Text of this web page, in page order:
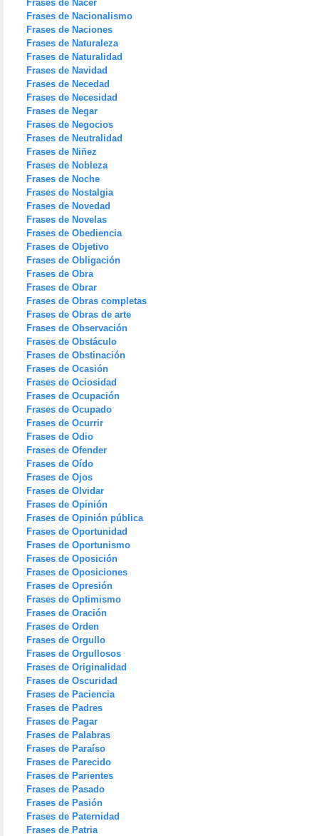
Frases de Nacer
Frases de Nacionalismo
Frases de Naciones
Frases de Naturaleza
Frases de Naturalidad
Frases de Navidad
Frases de Necedad
Frases de Necesidad
Frases de Negar
Frases de Negocios
Frases de Neutralidad
Frases de Niñez
Frases de Nobleza
Frases de Noche
Frases de Nostalgia
Frases de Novedad
Frases de Novelas
Frases de Obediencia
Frases de Objetivo
Frases de Obligación
Frases de Obra
Frases de Obrar
Frases de Obras completas
Frases de Obras de arte
Frases de Observación
Frases de Obstáculo
Frases de Obstinación
Frases de Ocasión
Frases de Ociosidad
Frases de Ocupación
Frases de Ocupado
Frases de Ocurrir
Frases de Odio
Frases de Ofender
Frases de Oído
Frases de Ojos
Frases de Olvidar
Frases de Opinión
Frases de Opinión pública
Frases de Oportunidad
Frases de Oportunismo
Frases de Oposición
Frases de Oposiciones
Frases de Opresión
Frases de Optimismo
Frases de Oración
Frases de Orden
Frases de Orgullo
Frases de Orgullosos
Frases de Originalidad
Frases de Oscuridad
Frases de Paciencia
Frases de Padres
Frases de Pagar
Frases de Palabras
Frases de Paraíso
Frases de Parecido
Frases de Parientes
Frases de Pasado
Frases de Pasión
Frases de Paternidad
Frases de Patria